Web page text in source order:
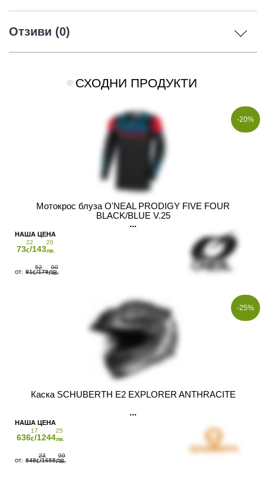
Отзиви (0)
СХОДНИ ПРОДУКТИ
-20%
Мотокрос блуза O'NEAL PRODIGY FIVE FOUR
BLACK/BLUE V.25
73
22
€/143
20
лв.
91
52
€/179
00
ЛВ.
-25%
Каска SCHUBERTH E2 EXPLORER ANTHRACITE
636
17
€/1244
25
лв.
848
23
€/1658
99
ЛВ.